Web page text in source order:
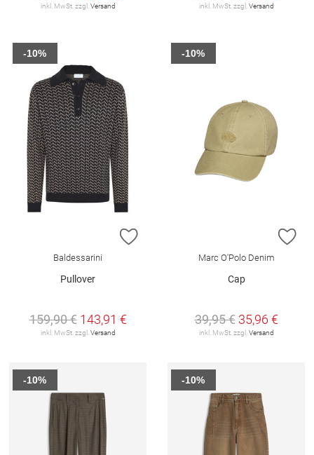
inkl. MwSt. zzgl.Versand inkl. MwSt. zzgl.Versand
ZUR WUNSCHLISTE HINZUFÜGEN
Baldessarini
Pullover
159,90 € 143,91 €
inkl. MwSt. zzgl. Versand
-10%
Marc O'Polo Denim
Cap
39,95 € 35,96 €
inkl. MwSt. zzgl. Versand
-10%
-10% -10%